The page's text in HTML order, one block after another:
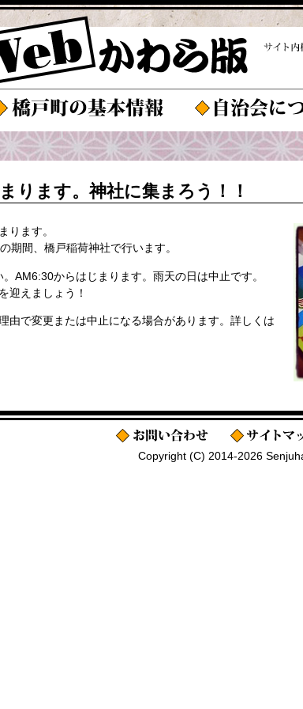
ります。神社に集まろう！！
ります。
期間、橋戸稲荷神社で行います。
AM6:30からはじまります。雨天の日は中止です。
迎えましょう！
由で変更または中止になる場合があります。詳しくは
Copyright (C) 2014-2026